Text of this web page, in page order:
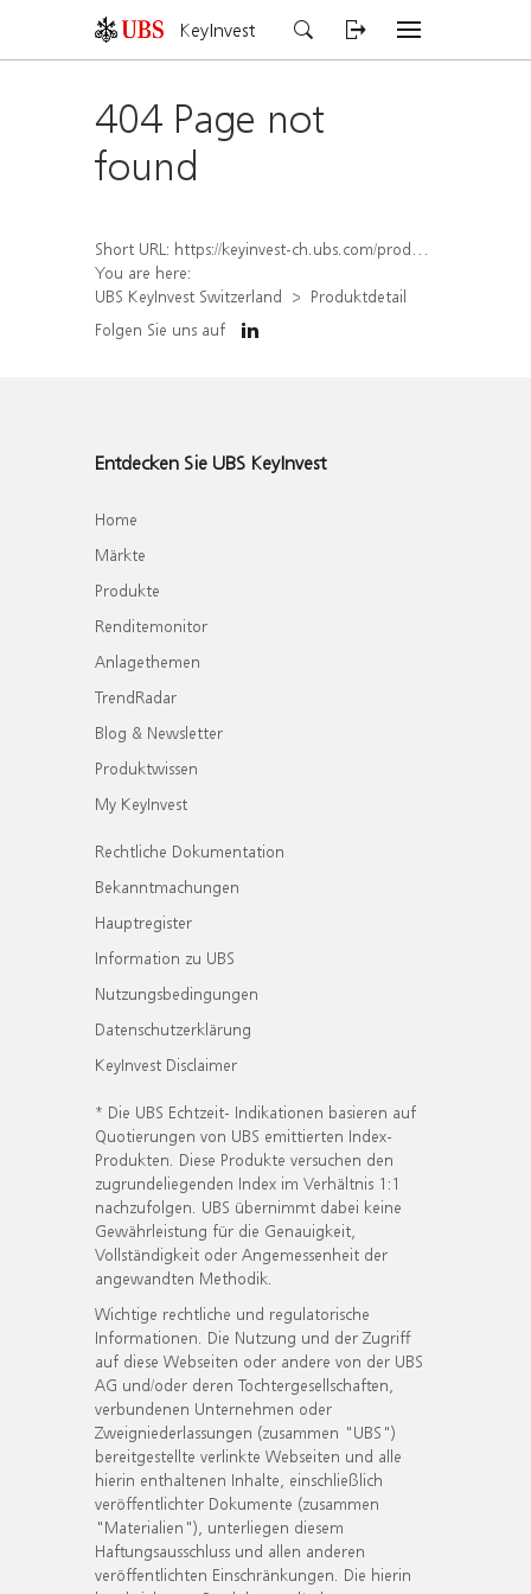
KeyInvest
404 Page not
found
Short URL: https://keyinvest-ch.ubs.com/produkt/detail/index/isin/CH1570367958
You are here:
UBS KeyInvest Switzerland
Produktdetail
Folgen Sie uns auf
Entdecken Sie UBS KeyInvest
Home
Märkte
Produkte
Renditemonitor
Anlagethemen
TrendRadar
Blog & Newsletter
Produktwissen
My KeyInvest
Rechtliche Dokumentation
Bekanntmachungen
Hauptregister
Information zu UBS
Nutzungsbedingungen
Datenschutzerklärung
KeyInvest Disclaimer
* Die UBS Echtzeit- Indikationen basieren auf
Quotierungen von UBS emittierten Index-
Produkten. Diese Produkte versuchen den
zugrundeliegenden Index im Verhältnis 1:1
nachzufolgen. UBS übernimmt dabei keine
Gewährleistung für die Genauigkeit,
Vollständigkeit oder Angemessenheit der
angewandten Methodik.
Wichtige rechtliche und regulatorische
Informationen. Die Nutzung und der Zugriff
auf diese Webseiten oder andere von der UBS
AG und/oder deren Tochtergesellschaften,
verbundenen Unternehmen oder
Zweigniederlassungen (zusammen "UBS")
bereitgestellte verlinkte Webseiten und alle
hierin enthaltenen Inhalte, einschließlich
veröffentlichter Dokumente (zusammen
"Materialien"), unterliegen diesem
Haftungsausschluss und allen anderen
veröffentlichten Einschränkungen. Die hierin